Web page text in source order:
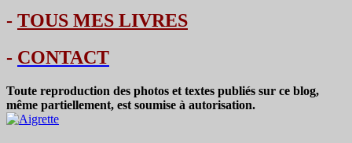
- TOUS MES LIVRES
- CONTACT
Toute reproduction des photos et textes publiés sur ce blog,
même partiellement, est soumise à autorisation.